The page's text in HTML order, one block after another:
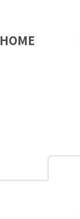
HOME